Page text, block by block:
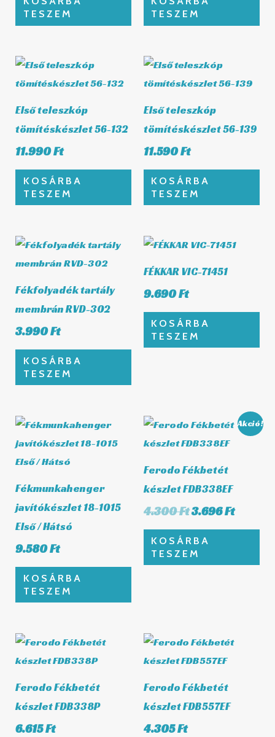
TESZEM
TESZEM
Első teleszkóp
tömítéskészlet 56-132
11.990Ft
KOSÁRBA
TESZEM
Első teleszkóp
tömítéskészlet 56-139
11.590Ft
KOSÁRBA
TESZEM
Fékfolyadék tartály
membrán RVD-302
3.990Ft
KOSÁRBA
TESZEM
FÉKKAR VIC-71451
9.690Ft
KOSÁRBA
TESZEM
Fékmunkahenger
javítókészlet 18-1015
Első / Hátsó
9.580Ft
KOSÁRBA
TESZEM
Akció!
Ferodo Fékbetét
készlet FDB338EF
4.300Ft
Original
price
4.300 Ft.
3.696Ft
price
KOSÁRBA
TESZEM
Ferodo Fékbetét
készlet FDB338P
6.615Ft
Ferodo Fékbetét
készlet FDB557EF
4.305Ft